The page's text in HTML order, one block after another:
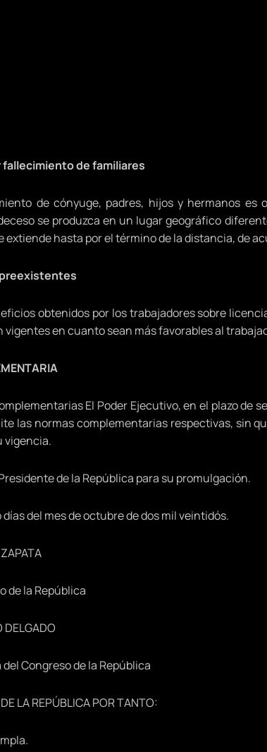
fallecimiento de familiares
de cónyuge, padres, hijos y hermanos
se produzca en un lugar geográfico
extiende hasta por el término de la distancia, de
obtenidos por los trabajadores sobre
en cuanto sean más favorables al
El Poder Ejecutivo, en el plazo de
las normas complementarias respectivas, sin
vigencia.
de la República para su promulgación.
del mes de octubre de dos mil veintidós.
de la República
DELGADO
Congreso de la República
LA REPÚBLICA POR TANTO: